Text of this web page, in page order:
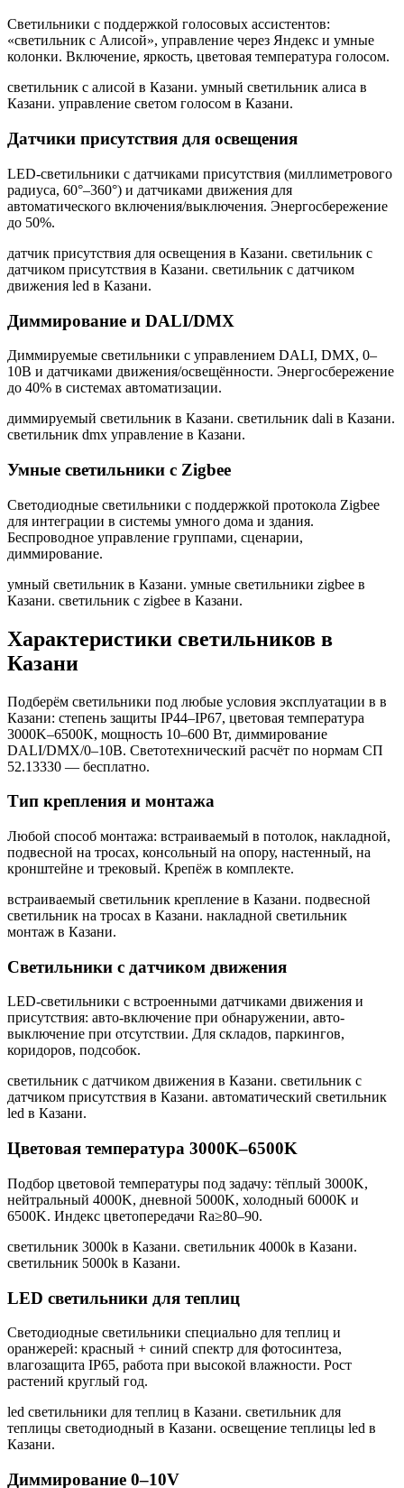
Светильники с поддержкой голосовых ассистентов:
«светильник с Алисой», управление через Яндекс и умные
колонки. Включение, яркость, цветовая температура голосом.
светильник с алисой в Казани. умный светильник алиса в
Казани. управление светом голосом в Казани.
Датчики присутствия для освещения
LED-светильники с датчиками присутствия (миллиметрового
радиуса, 60°–360°) и датчиками движения для
автоматического включения/выключения. Энергосбережение
до 50%.
датчик присутствия для освещения в Казани. светильник с
датчиком присутствия в Казани. светильник с датчиком
движения led в Казани.
Диммирование и DALI/DMX
Диммируемые светильники с управлением DALI, DMX, 0–
10В и датчиками движения/освещённости. Энергосбережение
до 40% в системах автоматизации.
диммируемый светильник в Казани. светильник dali в Казани.
светильник dmx управление в Казани.
Умные светильники с Zigbee
Светодиодные светильники с поддержкой протокола Zigbee
для интеграции в системы умного дома и здания.
Беспроводное управление группами, сценарии,
диммирование.
умный светильник в Казани. умные светильники zigbee в
Казани. светильник с zigbee в Казани.
Характеристики светильников в
Казани
Подберём светильники под любые условия эксплуатации в в
Казани: степень защиты IP44–IP67, цветовая температура
3000K–6500K, мощность 10–600 Вт, диммирование
DALI/DMX/0–10В. Светотехнический расчёт по нормам СП
52.13330 — бесплатно.
Тип крепления и монтажа
Любой способ монтажа: встраиваемый в потолок, накладной,
подвесной на тросах, консольный на опору, настенный, на
кронштейне и трековый. Крепёж в комплекте.
встраиваемый светильник крепление в Казани. подвесной
светильник на тросах в Казани. накладной светильник
монтаж в Казани.
Светильники с датчиком движения
LED-светильники с встроенными датчиками движения и
присутствия: авто-включение при обнаружении, авто-
выключение при отсутствии. Для складов, паркингов,
коридоров, подсобок.
светильник с датчиком движения в Казани. светильник с
датчиком присутствия в Казани. автоматический светильник
led в Казани.
Цветовая температура 3000K–6500K
Подбор цветовой температуры под задачу: тёплый 3000K,
нейтральный 4000K, дневной 5000K, холодный 6000K и
6500K. Индекс цветопередачи Ra≥80–90.
светильник 3000k в Казани. светильник 4000k в Казани.
светильник 5000k в Казани.
LED светильники для теплиц
Светодиодные светильники специально для теплиц и
оранжерей: красный + синий спектр для фотосинтеза,
влагозащита IP65, работа при высокой влажности. Рост
растений круглый год.
led светильники для теплиц в Казани. светильник для
теплицы светодиодный в Казани. освещение теплицы led в
Казани.
Диммирование 0–10V